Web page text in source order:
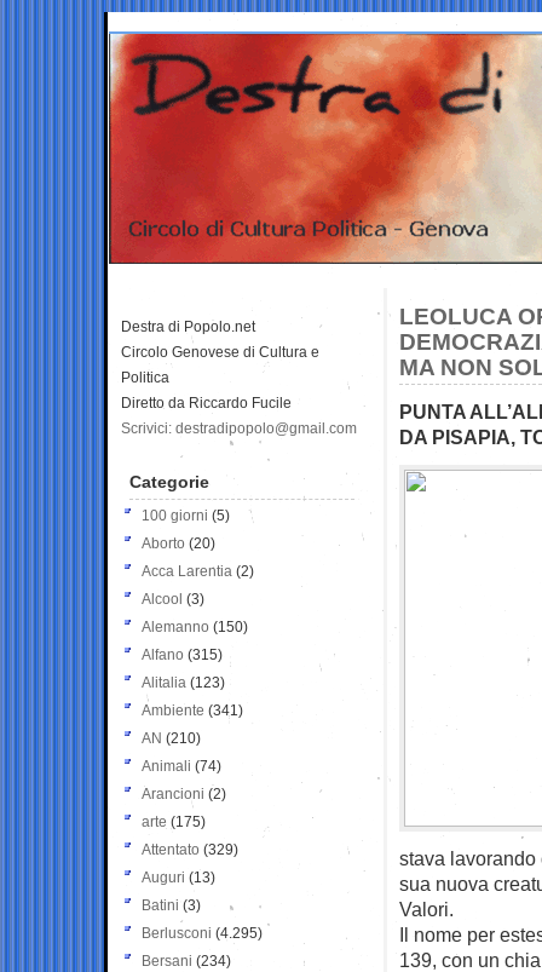
LEOLUCA
MA NON
PUNTA
DA PISAPIA,
stava lavorando
sua nuova
Valori.
Il nome per
139, con un
Destra di Popolo.net
Circolo Genovese di Cultura e
Politica
Diretto da Riccardo Fucile
Scrivici: destradipopolo@gmail.com
Categorie
100 giorni (5)
Aborto (20)
Acca Larentia (2)
Alcool (3)
Alemanno (150)
Alfano (315)
Alitalia (123)
Ambiente (341)
AN (210)
Animali (74)
Arancioni (2)
arte (175)
Attentato (329)
Auguri (13)
Batini (3)
Berlusconi (4.295)
Bersani (234)